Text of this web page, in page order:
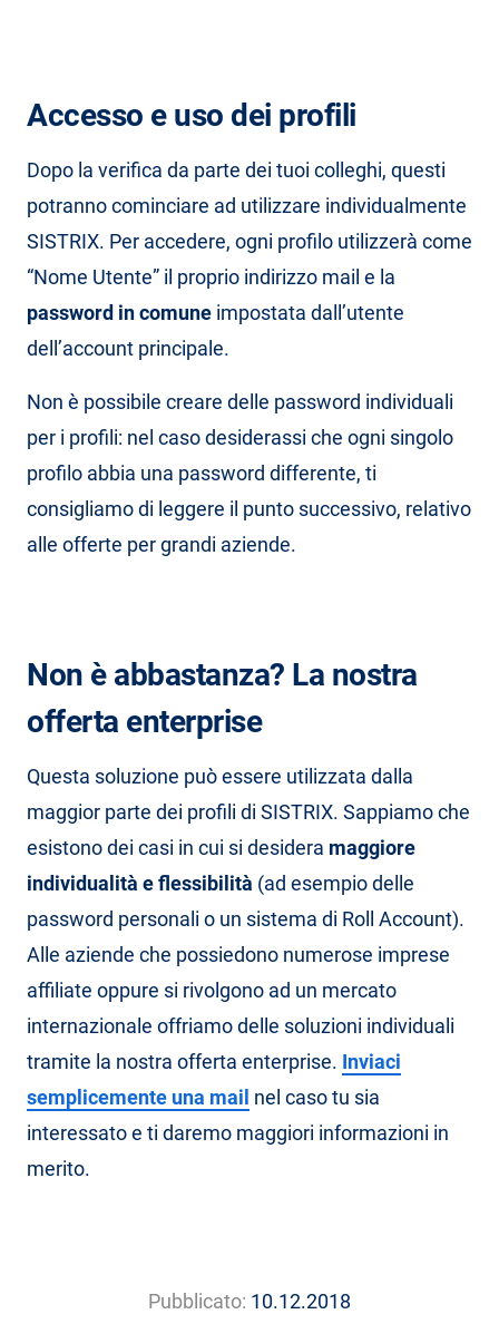
Accesso e uso dei profili
Dopo la verifica da parte dei tuoi colleghi, questi
potranno cominciare ad utilizzare individualmente
SISTRIX. Per accedere, ogni profilo utilizzerà come
“Nome Utente” il proprio indirizzo mail e la
password in comune impostata dall’utente
dell’account principale.
Non è possibile creare delle password individuali
per i profili: nel caso desiderassi che ogni singolo
profilo abbia una password differente, ti
consigliamo di leggere il punto successivo, relativo
alle offerte per grandi aziende.
Non è abbastanza? La nostra
offerta enterprise
Questa soluzione può essere utilizzata dalla
maggior parte dei profili di SISTRIX. Sappiamo che
esistono dei casi in cui si desidera maggiore
individualità e flessibilità (ad esempio delle
password personali o un sistema di Roll Account).
Alle aziende che possiedono numerose imprese
affiliate oppure si rivolgono ad un mercato
internazionale offriamo delle soluzioni individuali
tramite la nostra offerta enterprise. Inviaci
semplicemente una mail nel caso tu sia
interessato e ti daremo maggiori informazioni in
merito.
Pubblicato: 10.12.2018